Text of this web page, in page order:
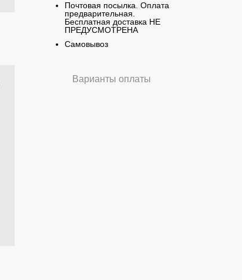
Почтовая посылка. Оплата
предварительная.
Бесплатная доставка НЕ
ПРЕДУСМОТРЕНА
Самовывоз
Варианты оплаты